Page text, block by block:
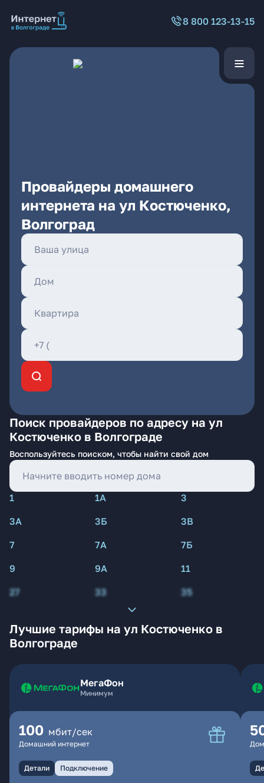
8 800 123-13-15
Провайдеры домашнего
интернета на ул Костюченко,
Волгоград
Поиск провайдеров по адресу на ул
Костюченко в Волгограде
Воспользуйтесь поиском, чтобы найти свой дом
1 1А
3
3А
3Б
3В
7
7А
7Б
9
9А
11
27
33 35
Лучшие тарифы на ул Костюченко в
Волгограде
МегаФон
Минимум
100 мбит/сек
Домашний интернет
Детали Подключение